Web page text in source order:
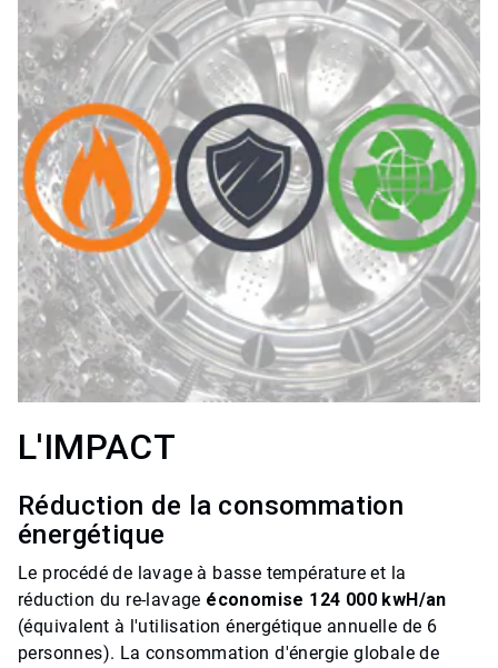
L'IMPACT
Réduction de la consommation
énergétique
Le procédé de lavage à basse température et la
réduction du re-lavage économise 124 000 kwH/an
(équivalent à l'utilisation énergétique annuelle de 6
personnes). La consommation d'énergie globale de